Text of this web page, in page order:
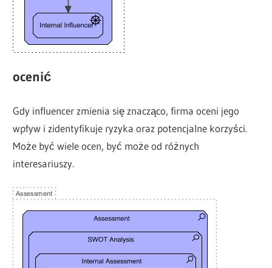
ocenić
Gdy influencer zmienia się znacząco, firma oceni jego
wpływ i zidentyfikuje ryzyka oraz potencjalne korzyści.
Może być wiele ocen, być może od różnych
interesariuszy.